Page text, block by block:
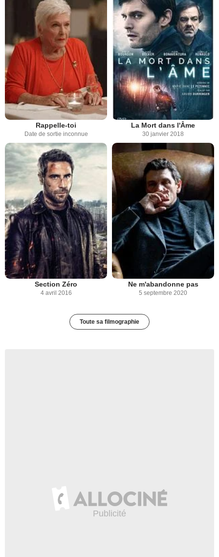
Rappelle-toi
Date de sortie inconnue
La Mort dans l'Âme
30 janvier 2018
Section Zéro
4 avril 2016
Ne m'abandonne pas
5 septembre 2020
Toute sa filmographie